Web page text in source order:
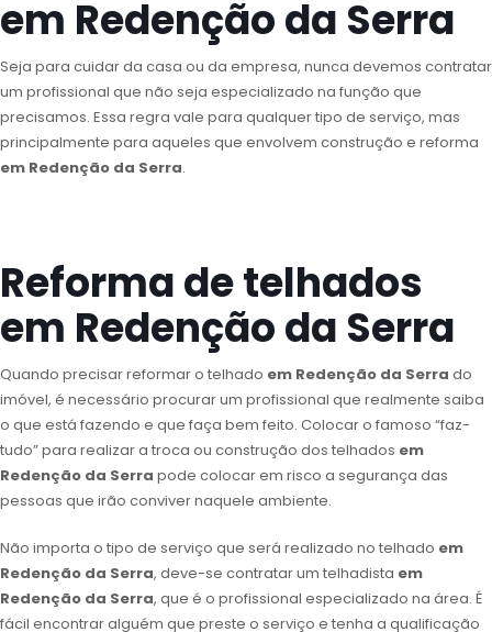
em Redenção da Serra
Seja para cuidar da casa ou da empresa, nunca devemos contratar
um profissional que não seja especializado na função que
precisamos. Essa regra vale para qualquer tipo de serviço, mas
principalmente para aqueles que envolvem construção e reforma
em Redenção da Serra.
Reforma de telhados
em Redenção da Serra
Quando precisar reformar o telhado em Redenção da Serra do
imóvel, é necessário procurar um profissional que realmente saiba
o que está fazendo e que faça bem feito. Colocar o famoso “faz-
tudo” para realizar a troca ou construção dos telhados em
Redenção da Serra pode colocar em risco a segurança das
pessoas que irão conviver naquele ambiente.
Não importa o tipo de serviço que será realizado no telhado em
Redenção da Serra, deve-se contratar um telhadista em
Redenção da Serra, que é o profissional especializado na área. É
fácil encontrar alguém que preste o serviço e tenha a qualificação